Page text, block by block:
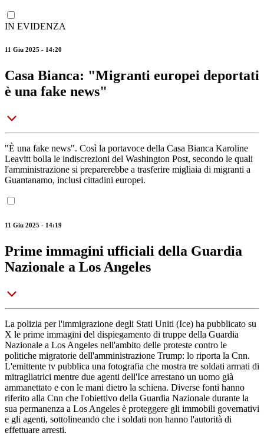
IN EVIDENZA
11 Giu 2025 - 14:20
Casa Bianca: "Migranti europei deportati
è una fake news"
"È una fake news". Così la portavoce della Casa Bianca Karoline
Leavitt bolla le indiscrezioni del Washington Post, secondo le quali
l'amministrazione si preparerebbe a trasferire migliaia di migranti a
Guantanamo, inclusi cittadini europei.
11 Giu 2025 - 14:19
Prime immagini ufficiali della Guardia
Nazionale a Los Angeles
La polizia per l'immigrazione degli Stati Uniti (Ice) ha pubblicato su
X le prime immagini del dispiegamento di truppe della Guardia
Nazionale a Los Angeles nell'ambito delle proteste contro le
politiche migratorie dell'amministrazione Trump: lo riporta la Cnn.
L'emittente tv pubblica una fotografia che mostra tre soldati armati di
mitragliatrici mentre due agenti dell'Ice arrestano un uomo già
ammanettato e con le mani dietro la schiena. Diverse fonti hanno
riferito alla Cnn che l'obiettivo della Guardia Nazionale durante la
sua permanenza a Los Angeles è proteggere gli immobili governativi
e gli agenti, sottolineando che i soldati non hanno l'autorità di
effettuare arresti.